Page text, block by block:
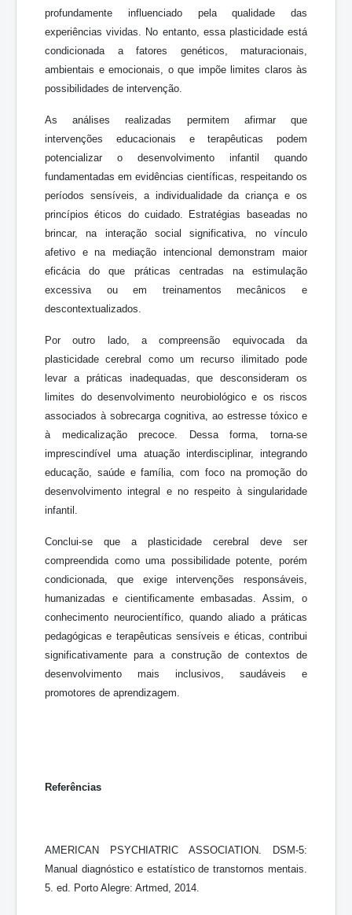
profundamente influenciado pela qualidade das
experiências vividas. No entanto, essa plasticidade está
condicionada a fatores genéticos, maturacionais,
ambientais e emocionais, o que impõe limites claros às
possibilidades de intervenção.
As análises realizadas permitem afirmar que
intervenções educacionais e terapêuticas podem
potencializar o desenvolvimento infantil quando
fundamentadas em evidências científicas, respeitando os
períodos sensíveis, a individualidade da criança e os
princípios éticos do cuidado. Estratégias baseadas no
brincar, na interação social significativa, no vínculo
afetivo e na mediação intencional demonstram maior
eficácia do que práticas centradas na estimulação
excessiva ou em treinamentos mecânicos e
descontextualizados.
Por outro lado, a compreensão equivocada da
plasticidade cerebral como um recurso ilimitado pode
levar a práticas inadequadas, que desconsideram os
limites do desenvolvimento neurobiológico e os riscos
associados à sobrecarga cognitiva, ao estresse tóxico e
à medicalização precoce. Dessa forma, torna-se
imprescindível uma atuação interdisciplinar, integrando
educação, saúde e família, com foco na promoção do
desenvolvimento integral e no respeito à singularidade
infantil.
Conclui-se que a plasticidade cerebral deve ser
compreendida como uma possibilidade potente, porém
condicionada, que exige intervenções responsáveis,
humanizadas e cientificamente embasadas. Assim, o
conhecimento neurocientífico, quando aliado a práticas
pedagógicas e terapêuticas sensíveis e éticas, contribui
significativamente para a construção de contextos de
desenvolvimento mais inclusivos, saudáveis e
promotores de aprendizagem.
Referências
AMERICAN PSYCHIATRIC ASSOCIATION. DSM-5:
Manual diagnóstico e estatístico de transtornos mentais.
5. ed. Porto Alegre: Artmed, 2014.